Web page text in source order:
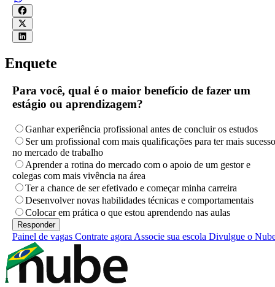
Enquete
Para você, qual é o maior benefício de fazer um
estágio ou aprendizagem?
Ganhar experiência profissional antes de concluir os estudos
Ser um profissional com mais qualificações para ter mais sucesso
no mercado de trabalho
Aprender a rotina do mercado com o apoio de um gestor e
colegas com mais vivência na área
Ter a chance de ser efetivado e começar minha carreira
Desenvolver novas habilidades técnicas e comportamentais
Colocar em prática o que estou aprendendo nas aulas
Painel de vagas Contrate agora Associe sua escola Divulgue o